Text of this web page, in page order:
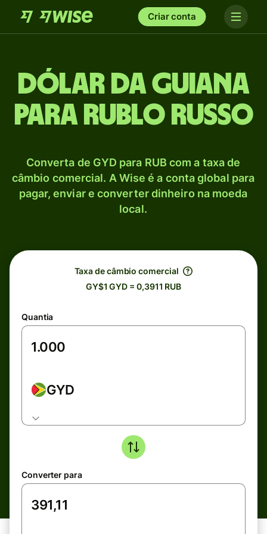
Criar conta
Dólar da Guiana
para Rublo russo
Converta de GYD para RUB com a taxa de
câmbio comercial. A Wise é a conta global para
pagar, enviar e converter dinheiro na moeda
local.
Taxa de câmbio comercial
GY$1 GYD = 0,3911 RUB
Quantia
GYD
Converter para